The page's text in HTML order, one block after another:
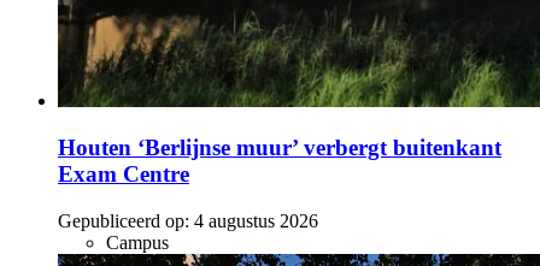
Houten ‘Berlijnse muur’ verbergt buitenkant
Exam Centre
Gepubliceerd op: 4 augustus 2026
Campus